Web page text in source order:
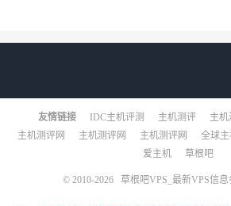
友情链接 IDC主机评测 主机测评 主机
主机测评网
主机测评网 主机测评网 全球
爱主机
草根吧
© 2010-2026 草根吧VPS_最新VPS信息